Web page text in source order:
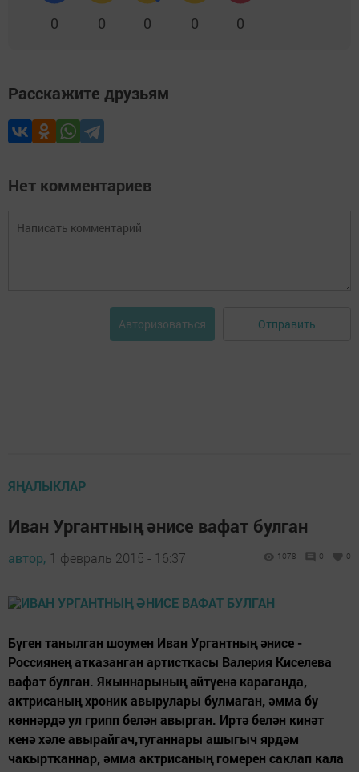
0 0 0 0 0
Расскажите друзьям
Нет комментариев
Авторизоваться Отправить
ЯҢАЛЫКЛАР
Иван Ургантның әнисе вафат булган
автор, 1 февраль 2015 - 16:37 1078 0 0
Бүген танылган шоумен Иван Ургантның әнисе -
Россиянең атказанган артисткасы Валерия Киселева
вафат булган. Якыннарының әйтүенә караганда,
актрисаның хроник авырулары булмаган, әмма бу
көннәрдә ул грипп белән авырган. Иртә белән кинәт
кенә хәле авырайгач,туганнары ашыгыч ярдәм
чакыртканнар, әмма актрисаның гомерен саклап кала